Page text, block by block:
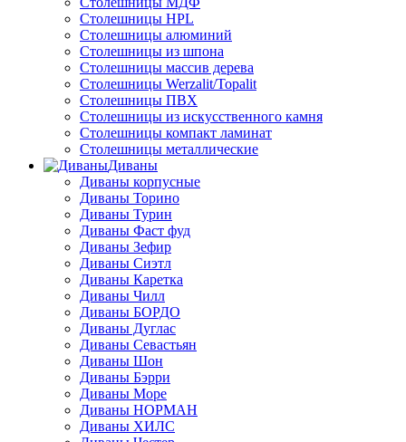
Столешницы HPL
Столешницы алюминий
Столешницы из шпона
Столешницы массив дерева
Столешницы Werzalit/Topalit
Столешницы ПВХ
Столешницы из искусственного камня
Столешницы компакт ламинат
Столешницы металлические
Диваны
Диваны корпусные
Диваны Торино
Диваны Турин
Диваны Фаст фуд
Диваны Зефир
Диваны Сиэтл
Диваны Каретка
Диваны Чилл
Диваны БОРДО
Диваны Дуглас
Диваны Севастьян
Диваны Шон
Диваны Бэрри
Диваны Море
Диваны НОРМАН
Диваны ХИЛС